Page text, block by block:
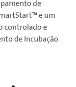
de
e um
controlado e
de Incubação